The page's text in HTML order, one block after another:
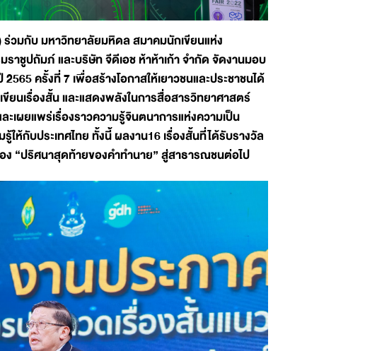
มกับ มหาวิทยาลัยมหิดล สมาคมนักเขียนแห่ง
ราชูปถัมภ์ และบริษัท จีดีเอช ห้าห้าเก้า จำกัด จัดงานมอบ
ครั้งที่ 7 เพื่อสร้างโอกาสให้เยาวชนและประชาชนได้
นเรื่องสั้น และแสดงพลังในการสื่อสารวิทยาศาสตร์
เผยแพร่เรื่องราวความรู้จินตนาการแห่งความเป็น
ห้กับประเทศไทย ทั้งนี้ ผลงาน16 เรื่องสั้นที่ได้รับรางวัล
“ปริศนาสุดท้ายของคำทำนาย” สู่สาธารณชนต่อไป